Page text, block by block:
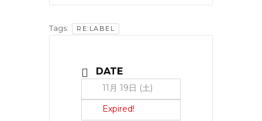
Tags: RE:LABEL
DATE
11月 19日 (土)
Expired!